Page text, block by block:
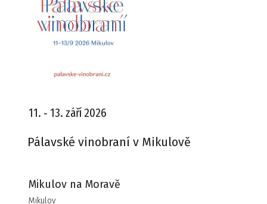
11. ‑ 13. září 2026
Pálavské vinobraní v Mikulově
Mikulov na Moravě
Mikulov